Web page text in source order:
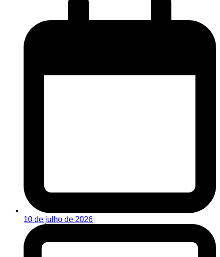
10 de julho de 2026